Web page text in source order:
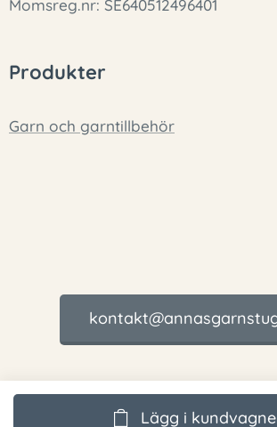
Lägg i
Momsreg.nr: SE640512496401
Produkter
Garn och garntillbehör